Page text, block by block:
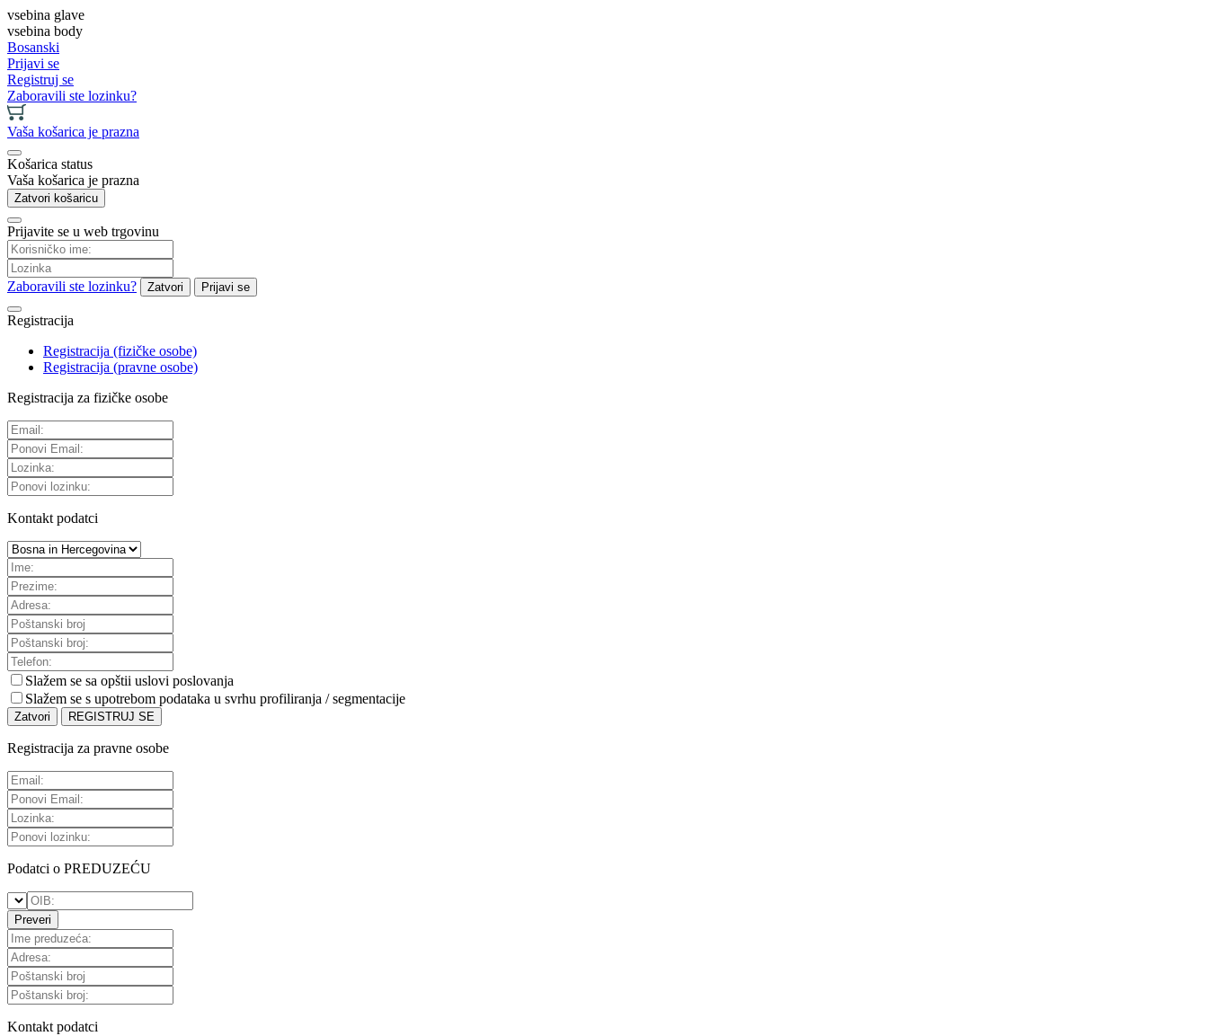
vsebina glave
vsebina body
Bosanski
Prijavi se
Registruj se
Zaboravili ste lozinku?
Vaša košarica je prazna
Košarica status
Vaša košarica je prazna
Zatvori košaricu
Prijavite se u web trgovinu
Zaboravili ste lozinku? Zatvori Prijavi se
Registracija
Registracija (fizičke osobe)
Registracija (pravne osobe)
Registracija za fizičke osobe
Kontakt podatci
Slažem se sa opštii uslovi poslovanja
Slažem se s upotrebom podataka u svrhu profiliranja / segmentacije
Zatvori REGISTRUJ SE
Registracija za pravne osobe
Podatci o PREDUZEĆU
Preveri
Kontakt podatci